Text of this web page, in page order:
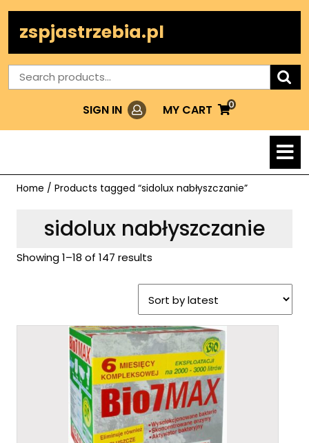
contentzspjastrzebia.pl
Search
for:
SIGN IN LoginMY CART
MY
0
Home / Products tagged “sidolux nabłyszczanie”
sidolux nabłyszczanie
Showing 1–18 of 147 results